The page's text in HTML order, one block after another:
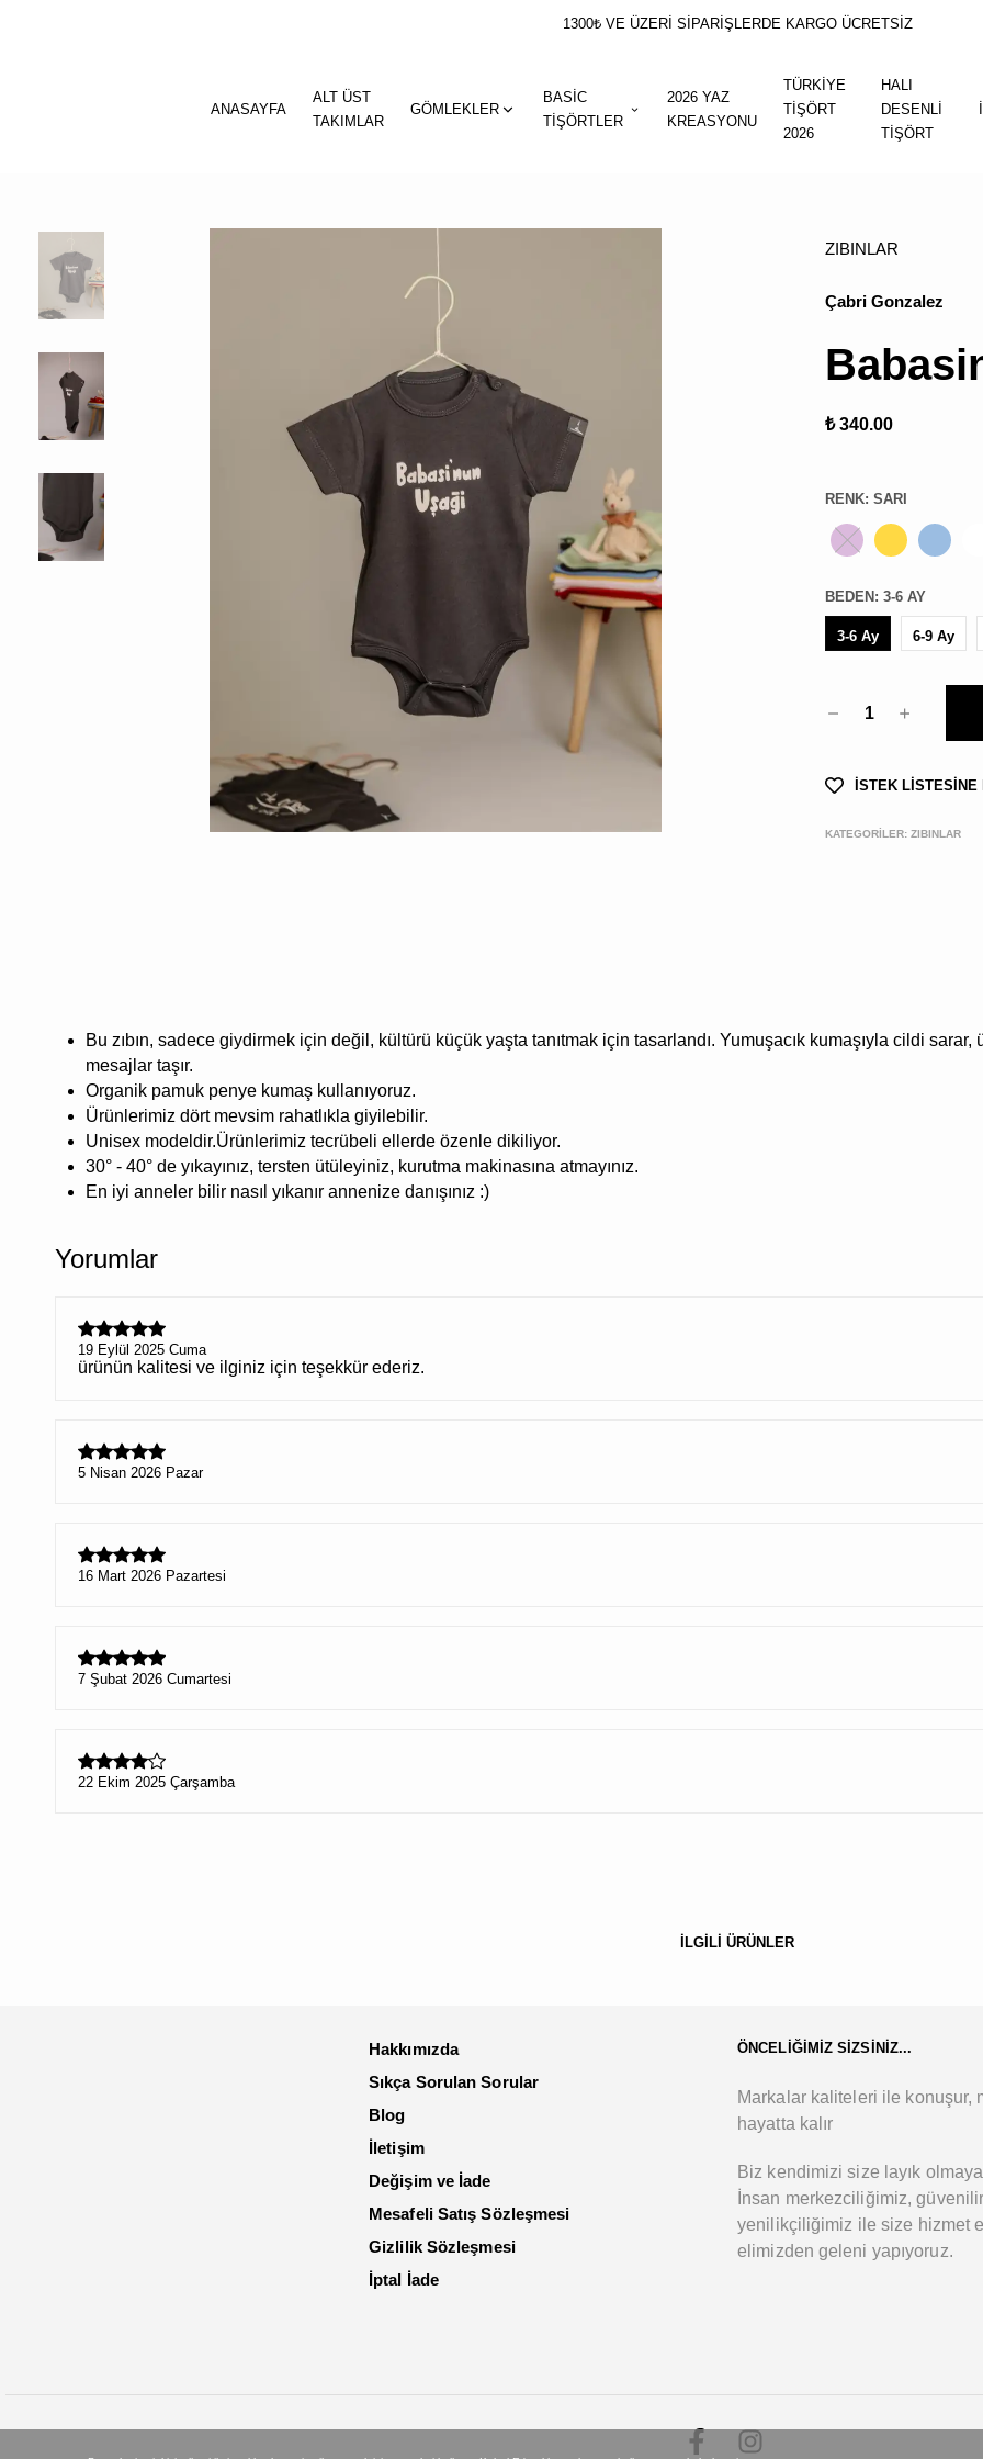
1300₺ VE ÜZERİ SİPARİŞLERDE KARGO ÜCRETSİZ
ANASAYFA
ALT ÜST
TAKIMLAR
GÖMLEKLER
BASİC
TİŞÖRTLER
2026 YAZ
KREASYONU
TÜRKİYE
TİŞÖRT
2026
HALI
DESENLİ
TİŞÖRT
ZIBINLAR
Çabri Gonzalez
₺ 340.00
RENK: SARI
BEDEN : 3-6 AY
3-6 Ay 6-9 Ay
1
İSTEK LİSTESİNE
KATEGORİLER: ZIBINLAR
Bu zıbın, sadece giydirmek için değil, kültürü küçük yaşta tanıtmak için tasarlandı. Yumuşacık kumaşıyla cildi
mesajlar taşır.
Organik pamuk penye kumaş kullanıyoruz.
Ürünlerimiz dört mevsim rahatlıkla giyilebilir.
Unisex modeldir.Ürünlerimiz tecrübeli ellerde özenle dikiliyor.
30° - 40° de yıkayınız, tersten ütüleyiniz, kurutma makinasına atmayınız.
En iyi anneler bilir nasıl yıkanır annenize danışınız :)
Yorumlar
19 Eylül 2025 Cuma
ürünün kalitesi ve ilginiz için teşekkür ederiz.
5 Nisan 2026 Pazar
16 Mart 2026 Pazartesi
7 Şubat 2026 Cumartesi
22 Ekim 2025 Çarşamba
İLGİLİ ÜRÜNLER
Hakkımızda
Sıkça Sorulan Sorular
Blog
İletişim
Değişim ve İade
Mesafeli Satış Sözleşmesi
Gizlilik Sözleşmesi
İptal İade
ÖNCELİĞİMİZ SİZSİNİZ...
Markalar kaliteleri ile konuşur,
hayatta kalır
Biz kendimizi size layık
İnsan merkezciliğimiz,
yenilikçiliğimiz ile size hizmet
elimizden geleni yapıyoruz.